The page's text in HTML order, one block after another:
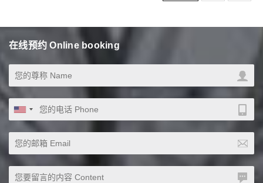
在线预约 Online booking